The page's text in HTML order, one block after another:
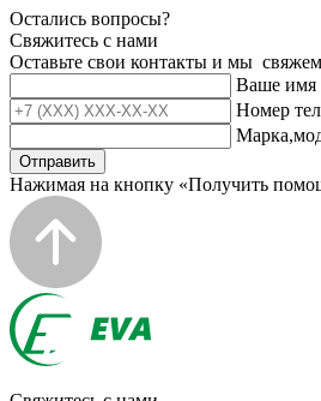
Остались вопросы?
Свяжитесь с нами
Оставьте свои контакты и мы
Ваше имя
Номер
Отправить
Нажимая на кнопку «Получить